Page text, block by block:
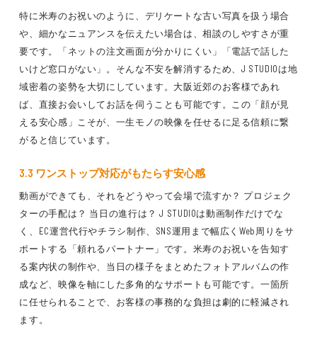
特に米寿のお祝いのように、デリケートな古い写真を扱う場合
や、細かなニュアンスを伝えたい場合は、相談のしやすさが重
要です。「ネットの注文画面が分かりにくい」「電話で話した
いけど窓口がない」。そんな不安を解消するため、J STUDIOは地
域密着の姿勢を大切にしています。大阪近郊のお客様であれ
ば、直接お会いしてお話を伺うことも可能です。この「顔が見
える安心感」こそが、一生モノの映像を任せるに足る信頼に繋
がると信じています。
3.3 ワンストップ対応がもたらす安心感
動画ができても、それをどうやって会場で流すか？ プロジェク
ターの手配は？ 当日の進行は？ J STUDIOは動画制作だけでな
く、EC運営代行やチラシ制作、SNS運用まで幅広くWeb周りをサ
ポートする「頼れるパートナー」です。米寿のお祝いを告知す
る案内状の制作や、当日の様子をまとめたフォトアルバムの作
成など、映像を軸にした多角的なサポートも可能です。一箇所
に任せられることで、お客様の事務的な負担は劇的に軽減され
ます。